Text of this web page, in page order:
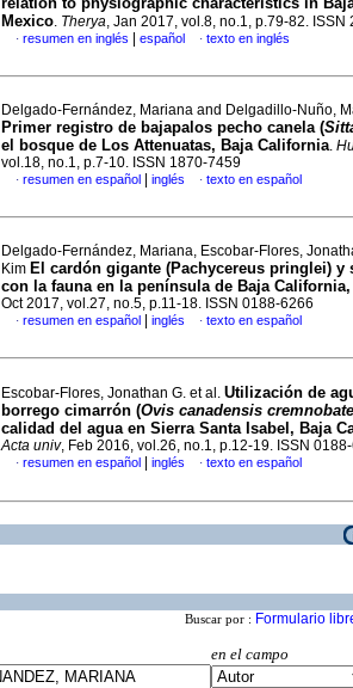
Mexico. Therya, Jan 2017, vol.8, no.1, p.79-82. ISSN
· resumen en inglés español · texto en inglés
Delgado-Fernández, Mariana and Delgadillo-Nuño,
Primer registro de bajapalos pecho canela (
el bosque de Los Attenuatas, Baja California.
vol.18, no.1, p.7-10. ISSN 1870-7459
· resumen en español inglés · texto en español
Delgado-Fernández, Mariana, Escobar-Flores,
Kim El cardón gigante (Pachycereus pringlei) y
con la fauna en la península de Baja
Oct 2017, vol.27, no.5, p.11-18. ISSN 0188-6266
· resumen en español inglés · texto en español
Escobar-Flores, Jonathan G. et al. Utilización de
borrego cimarrón (Ovis canadensis
calidad del agua en Sierra Santa Isabel, Baja
Acta univ, Feb 2016, vol.26, no.1, p.12-19. ISSN
· resumen en español inglés · texto en español
Buscar por : Formulario
en el campo